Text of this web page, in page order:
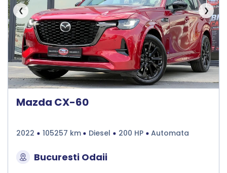
❮ ❯
Mazda CX-60
2022 105257 km Diesel 200 HP Automata
Bucuresti Odaii